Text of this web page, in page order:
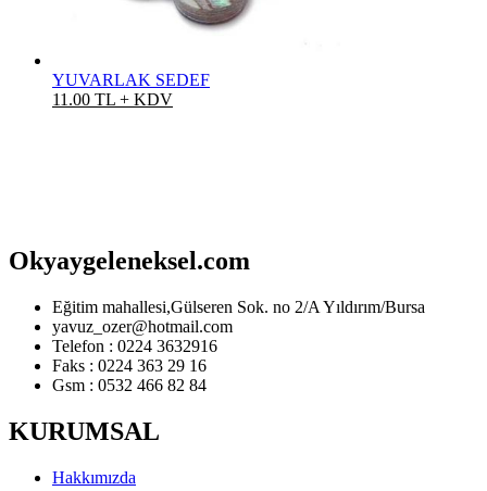
YUVARLAK SEDEF
11.00 TL + KDV
Okyaygeleneksel.com
Eğitim mahallesi,Gülseren Sok. no 2/A Yıldırım/Bursa
yavuz_ozer@hotmail.com
Telefon : 0224 3632916
Faks : 0224 363 29 16
Gsm : 0532 466 82 84
KURUMSAL
Hakkımızda